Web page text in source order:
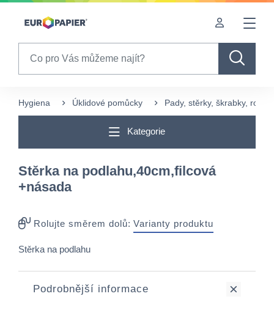
Table Of Content
Hygiena Úklidové pomůcky Pady, stěrky, škrabky,
Kategorie
Stěrka na podlahu,40cm,filcová
+násada
Rolujte směrem dolů: Varianty produktu
Stěrka na podlahu
Podrobnější informace